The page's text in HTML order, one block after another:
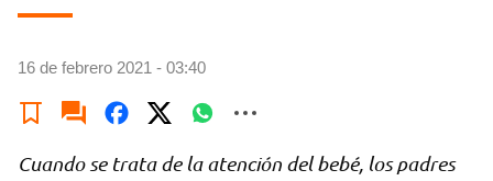
16 de febrero 2021 - 03:40
Cuando se trata de la atención del bebé, los padres